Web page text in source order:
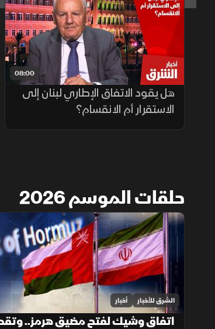
08:00
هل يقود الاتفاق الإطاري لبنان إلى
الاستقرار أم الانقسام؟
حلقات الموسم 2026
الشرق للأخبار أخبار
اتفاق وشيك لفتح مضيق هرمز..